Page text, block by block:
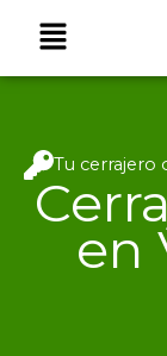
Menú
Tu cerrajero
en